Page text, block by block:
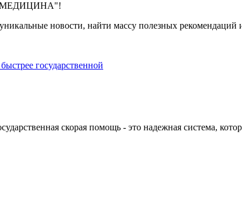
МЕДИЦИНА"!
новости, найти массу полезных рекомендаций
государственной
скорая помощь - это надежная система,